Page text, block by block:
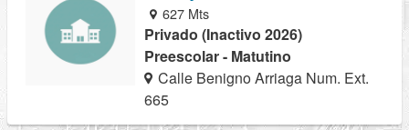
627 Mts
Privado (Inactivo 2026)
Preescolar - Matutino
Calle Benigno Arriaga Num. Ext.
665